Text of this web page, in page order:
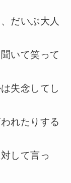
だいぶ大人
いて笑って
失念してし
れたりする
して言っ